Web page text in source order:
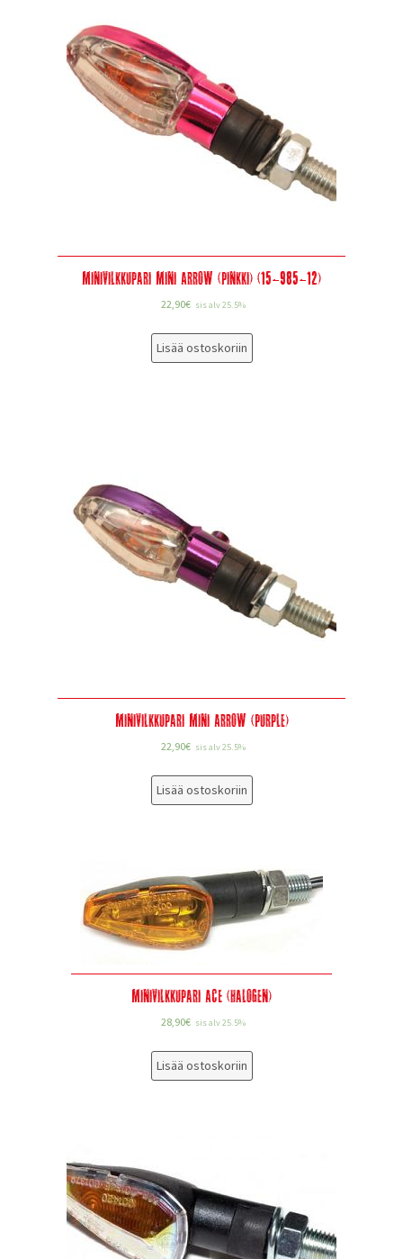
Minivilkkupari Mini Arrow (Pinkki) (15-985-12)
22,90€ sis alv 25.5%
Lisää ostoskoriin
Minivilkkupari Mini Arrow (Purple)
22,90€ sis alv 25.5%
Lisää ostoskoriin
Minivilkkupari ACE (halogen)
28,90€ sis alv 25.5%
Lisää ostoskoriin